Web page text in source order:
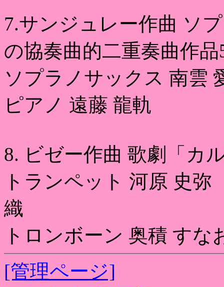
7.サンジュレー作曲 ソ
の協奏曲的二重奏曲作
ソプラノサックス 南雲
ピアノ 遠藤 龍軌
8. ビゼー作曲 歌劇「カ
トランペット 河原 史
織
トロンボーン 奥積 す
[管理ページ]